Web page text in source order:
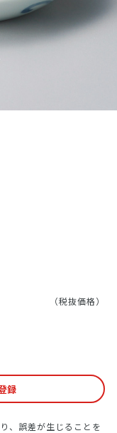
（税抜価格）
録
、誤差が生じることを